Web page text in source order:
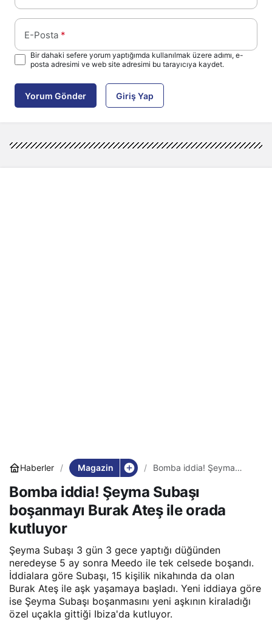
E-Posta *
Bir dahaki sefere yorum yaptığımda kullanılmak üzere adımı, e-
posta adresimi ve web site adresimi bu tarayıcıya kaydet.
Yorum Gönder Giriş Yap
Haberler Magazin
Bomba iddia! Şeyma
Ateş ile orada kutluyor
Bomba iddia! Şeyma Subaşı
boşanmayı Burak Ateş ile orada
kutluyor
Şeyma Subaşı 3 gün 3 gece yaptığı düğünden
neredeyse 5 ay sonra Meedo ile tek celsede boşandı.
İddialara göre Subaşı, 15 kişilik nikahında da olan
Burak Ateş ile aşk yaşamaya başladı. Yeni iddiaya göre
ise Şeyma Subaşı boşanmasını yeni aşkının kiraladığı
özel uçakla gittiği Ibiza'da kutluyor.